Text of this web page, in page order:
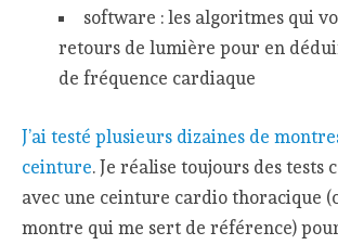
software : les algoritmes qui
retours de lumière pour en
de fréquence cardiaque
J’ai testé plusieurs dizaines de
ceinture. Je réalise toujours des tests
avec une ceinture cardio thoracique
montre qui me sert de référence)